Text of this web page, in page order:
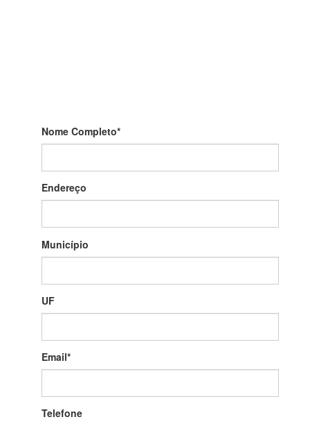
Nome Completo*
Endereço
Município
UF
Email*
Telefone